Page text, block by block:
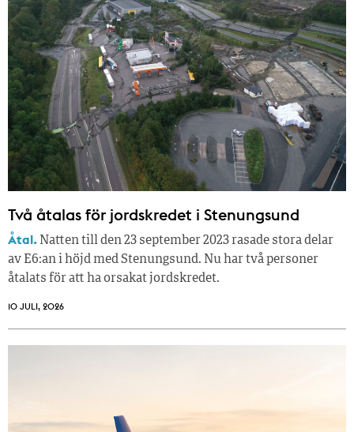
Två åtalas för jordskredet i Stenungsund
Åtal. Natten till den 23 september 2023 rasade stora delar
av E6:an i höjd med Stenungsund. Nu har två personer
åtalats för att ha orsakat jordskredet.
10 JULI, 2026